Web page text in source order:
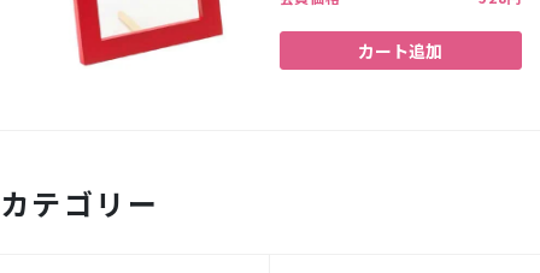
カート追加
カテゴリー